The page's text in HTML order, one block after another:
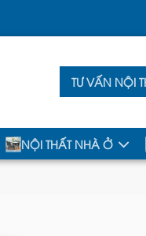
TƯ VẤN NỘI
NỘI THẤT NHÀ Ở